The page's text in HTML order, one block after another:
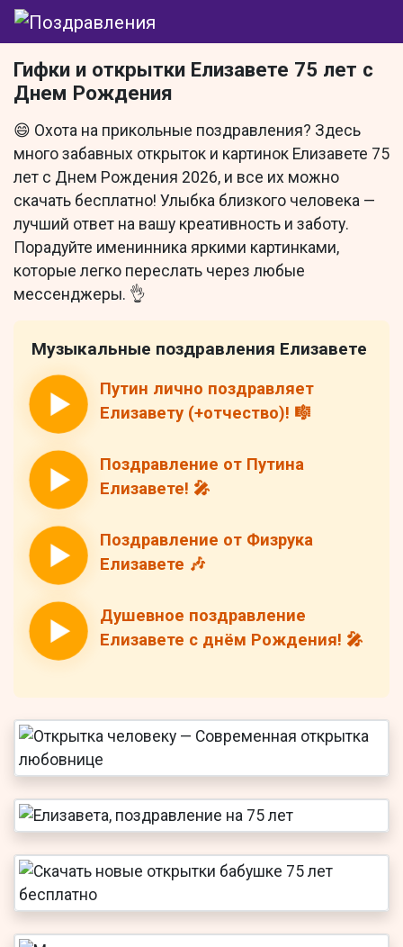
Гифки и открытки Елизавете 75 лет с
Днем Рождения
😄 Охота на прикольные поздравления? Здесь
много забавных открыток и картинок Елизавете 75
лет с Днем Рождения 2026, и все их можно
скачать бесплатно! Улыбка близкого человека —
лучший ответ на вашу креативность и заботу.
Порадуйте именинника яркими картинками,
которые легко переслать через любые
мессенджеры. 👌
Музыкальные поздравления Елизавете
Путин лично поздравляет
Елизавету (+отчество)! 🎼
Поздравление от Путина
Елизавете! 🎤
Поздравление от Физрука
Елизавете 🎶
Душевное поздравление
Елизавете с днём Рождения! 🎤